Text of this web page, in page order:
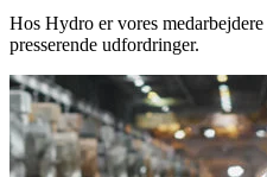
Hos Hydro er vores
presserende udfordringer.